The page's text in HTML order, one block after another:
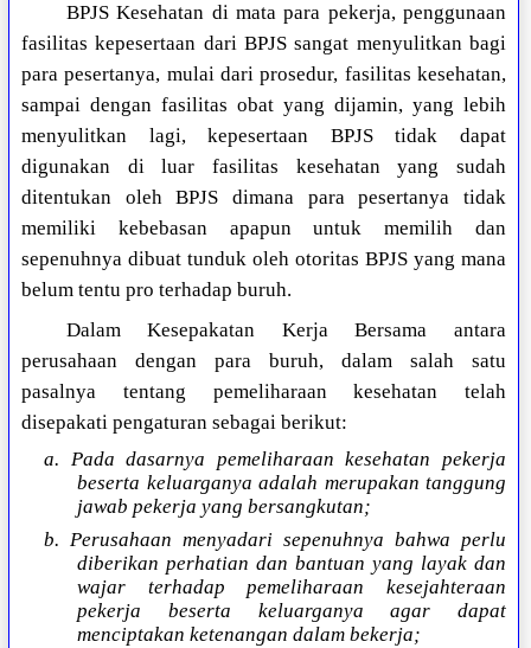
BPJS Kesehatan di mata para pekerja, penggunaan
fasilitas kepesertaan dari BPJS sangat menyulitkan bagi
para pesertanya, mulai dari prosedur, fasilitas kesehatan,
sampai dengan fasilitas obat yang dijamin, yang lebih
menyulitkan lagi, kepesertaan BPJS tidak dapat
digunakan di luar fasilitas kesehatan yang sudah
ditentukan oleh BPJS dimana para pesertanya tidak
memiliki kebebasan apapun untuk memilih dan
sepenuhnya dibuat tunduk oleh otoritas BPJS yang mana
belum tentu pro terhadap buruh.
Dalam Kesepakatan Kerja Bersama antara
perusahaan dengan para buruh, dalam salah satu
pasalnya tentang pemeliharaan kesehatan telah
disepakati pengaturan sebagai berikut:
a. Pada dasarnya pemeliharaan kesehatan pekerja
beserta keluarganya adalah merupakan tanggung
jawab pekerja yang bersangkutan;
b. Perusahaan menyadari sepenuhnya bahwa perlu
diberikan perhatian dan bantuan yang layak dan
wajar terhadap pemeliharaan kesejahteraan
pekerja beserta keluarganya agar dapat
menciptakan ketenangan dalam bekerja;